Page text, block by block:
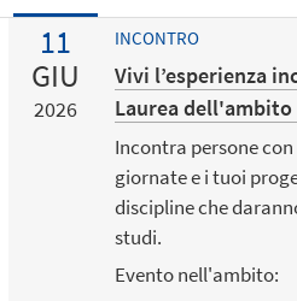
11
GIU
2026
INCONTRO
Vivi l’esperienza
Laurea
Incontra persone
giornate e i tuoi
discipline che
studi.
Evento nell'ambito: